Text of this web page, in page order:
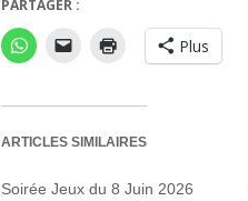
PARTAGER :
Plus
ARTICLES SIMILAIRES
Soirée Jeux du 8 Juin 2026